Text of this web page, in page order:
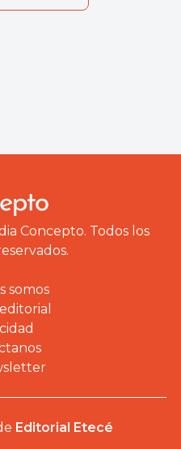
Concepto. Todos los
somos
Editorial Etecé